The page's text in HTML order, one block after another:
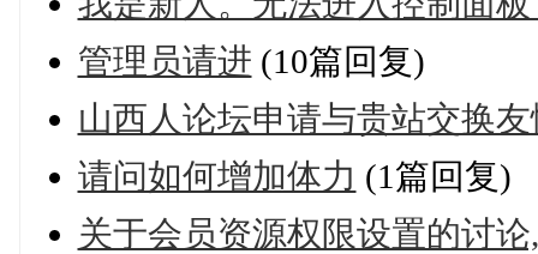
管理员请进 (10篇回复)
山西人论坛申请与贵站交换
请问如何增加体力 (1篇回复)
关于会员资源权限设置的讨